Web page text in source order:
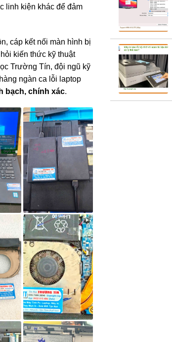
linh kiện khác để đảm
cáp kết nối màn hình bị
kiến thức kỹ thuật
Trường Tín, đội ngũ kỹ
ngàn ca lỗi laptop
bạch, chính xác.